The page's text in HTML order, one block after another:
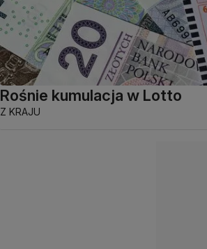
Rośnie kumulacja w Lotto
Z KRAJU